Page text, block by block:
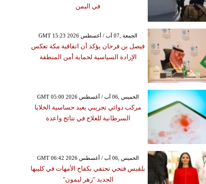
في اليمن
GMT 15:23 2026 الجمعة ,07 آب / أغسطس
فيصل بن فرحان يؤكد أن اتفاقية مكة تعكس
الإرادة السياسية لحماية أمن المنطقة
GMT 05:00 2026 الخميس ,06 آب / أغسطس
مركب دوائي تجريبي يعيد حساسية الخلايا
السرطانية للعلاج في نتائج واعدة
GMT 06:42 2026 الخميس ,06 آب / أغسطس
بلقيس فتحي تحتفي بكفاح الأمهات في كليبها
الجديد "زهر ليمون"